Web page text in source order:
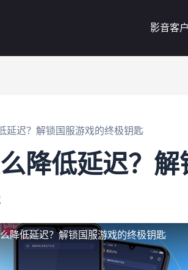
影音客
延迟？解锁国服游戏的终极钥匙
降低延迟？解
降低延迟？解锁国服游戏的终极钥匙